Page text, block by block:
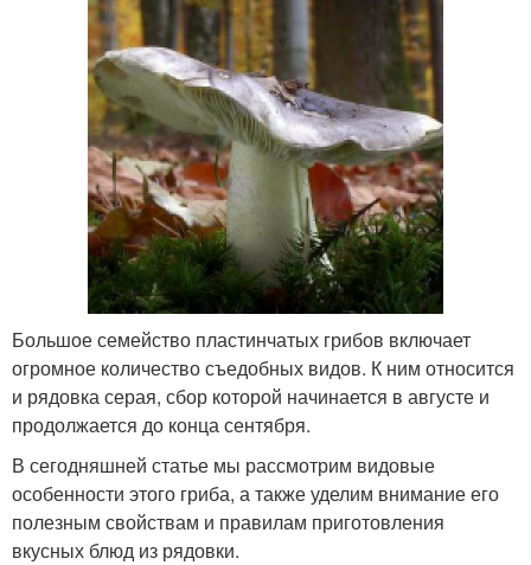
Большое семейство пластинчатых грибов включает
огромное количество съедобных видов. К ним относится
и рядовка серая, сбор которой начинается в августе и
продолжается до конца сентября.
В сегодняшней статье мы рассмотрим видовые
особенности этого гриба, а также уделим внимание его
полезным свойствам и правилам приготовления
вкусных блюд из рядовки.